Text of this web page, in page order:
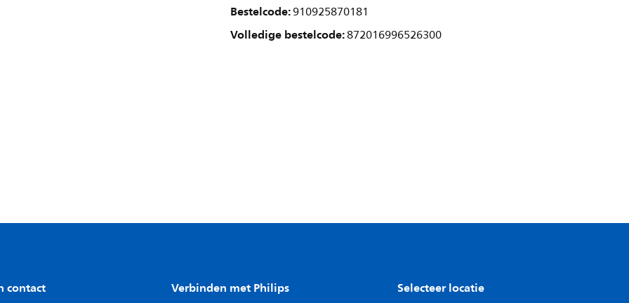
Bestelcode:910925870181
Volledige bestelcode:872016996526300
contact Verbinden met Philips Selecteer locatie